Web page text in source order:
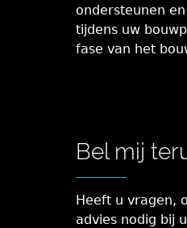
ondersteunen
tijdens uw
fase van het
Bel mij
Heeft u vragen,
advies nodig bij